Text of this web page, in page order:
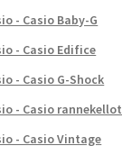
- Casio Baby-G
- Casio Edifice
- Casio G-Shock
- Casio rannekellot
- Casio Vintage